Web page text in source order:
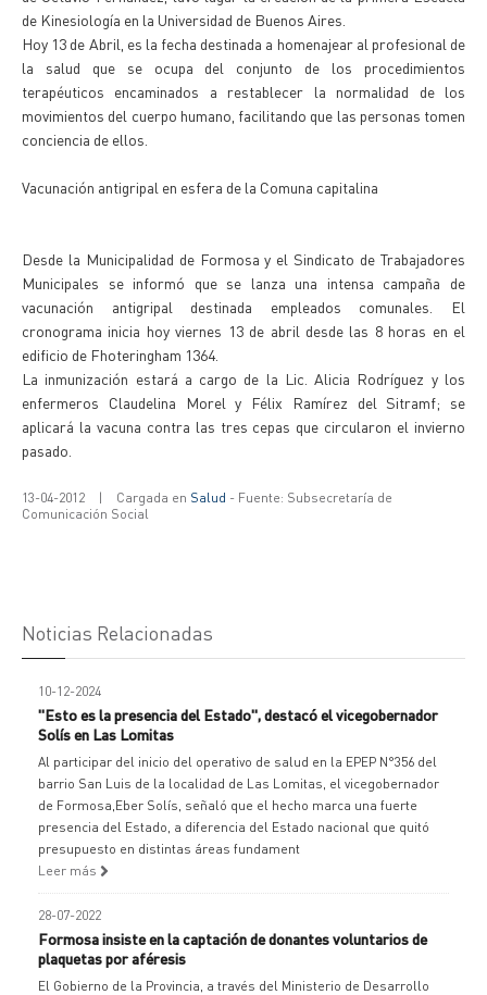
de Kinesiología en la Universidad de Buenos Aires.
Hoy 13 de Abril, es la fecha destinada a homenajear al profesional de
la salud que se ocupa del conjunto de los procedimientos
terapéuticos encaminados a restablecer la normalidad de los
movimientos del cuerpo humano, facilitando que las personas tomen
conciencia de ellos.
Vacunación antigripal en esfera de la Comuna capitalina
Desde la Municipalidad de Formosa y el Sindicato de Trabajadores
Municipales se informó que se lanza una intensa campaña de
vacunación antigripal destinada empleados comunales. El
cronograma inicia hoy viernes 13 de abril desde las 8 horas en el
edificio de Fhoteringham 1364.
La inmunización estará a cargo de la Lic. Alicia Rodríguez y los
enfermeros Claudelina Morel y Félix Ramírez del Sitramf; se
aplicará la vacuna contra las tres cepas que circularon el invierno
pasado.
13-04-2012 | Cargada en Salud - Fuente: Subsecretaría de
Comunicación Social
Noticias Relacionadas
10-12-2024
"Esto es la presencia del Estado", destacó el vicegobernador
Solís en Las Lomitas
Al participar del inicio del operativo de salud en la EPEP N°356 del
barrio San Luis de la localidad de Las Lomitas, el vicegobernador
de Formosa,Eber Solís, señaló que el hecho marca una fuerte
presencia del Estado, a diferencia del Estado nacional que quitó
presupuesto en distintas áreas fundament
Leer más
28-07-2022
Formosa insiste en la captación de donantes voluntarios de
plaquetas por aféresis
El Gobierno de la Provincia, a través del Ministerio de Desarrollo